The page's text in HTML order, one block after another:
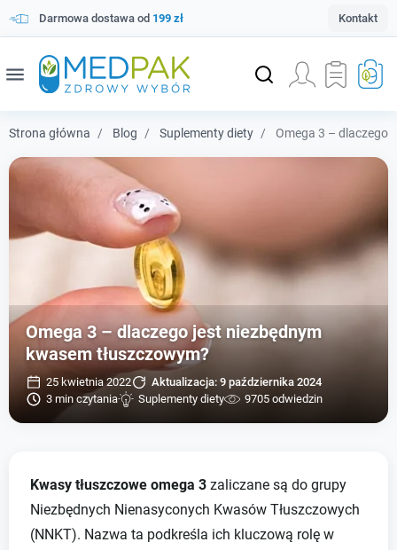
Darmowa dostawa od 199 zł Kontakt
menu
Strona główna Blog Suplementy diety Omega 3 – dlaczego
Omega 3 – dlaczego jest niezbędnym
kwasem tłuszczowym?
25 kwietnia 2022 Aktualizacja: 9 października 2024
3 min czytania
Suplementy diety 9705 odwiedzin
Kwasy tłuszczowe omega 3 zaliczane są do grupy
Niezbędnych Nienasyconych Kwasów Tłuszczowych
(NNKT). Nazwa ta podkreśla ich kluczową rolę w